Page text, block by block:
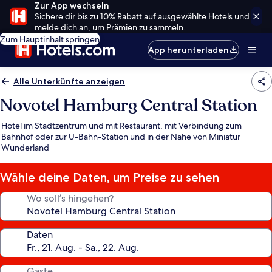
Zur App wechseln
Sichere dir bis zu 10% Rabatt auf ausgewählte Hotels und
melde dich an, um Prämien zu sammeln.
Zum Hauptinhalt springen
App herunterladen
Alle Unterkünfte anzeigen
Novotel Hamburg Central Station
Hotel im Stadtzentrum und mit Restaurant, mit Verbindung zum
Bahnhof oder zur U-Bahn-Station und in der Nähe von Miniatur
Wunderland
Wähle deine Daten, um Preise zu sehen
Wo soll’s hingehen?
Daten